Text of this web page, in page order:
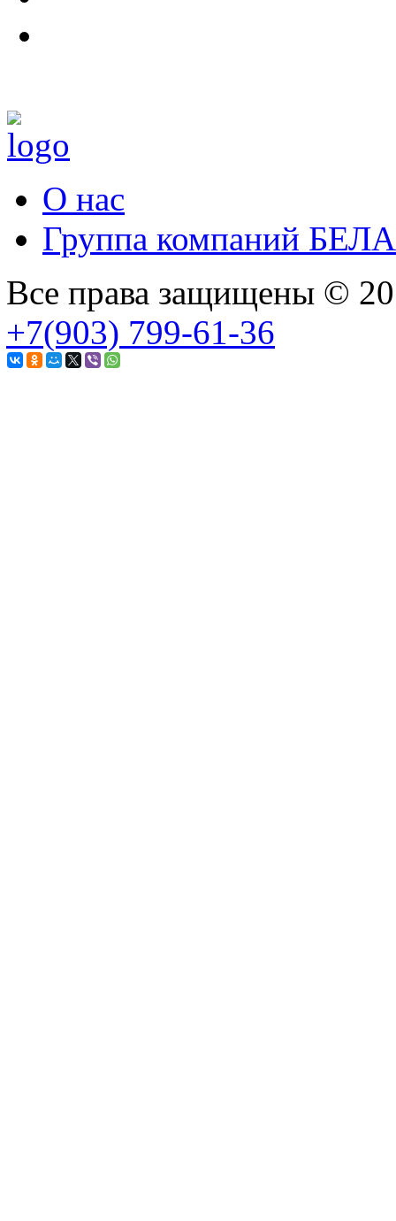
О нас
Группа компаний
Все права защищены ©
+7(903) 799-61-36